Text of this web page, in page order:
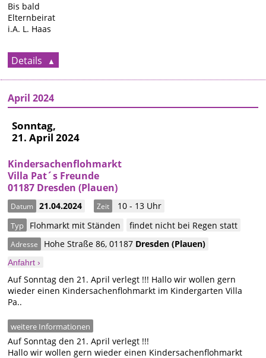
Bis bald
Elternbeirat
i.A. L. Haas
Details
April 2024
Sonntag,
21. April 2024
Kindersachenflohmarkt
Villa Pat´s Freunde
01187 Dresden (Plauen)
Datum 21.04.2024 Zeit 10 - 13 Uhr
Typ Flohmarkt mit Ständen findet nicht bei Regen statt
Adresse Hohe Straße 86,01187 Dresden(Plauen)
Anfahrt ›
Auf Sonntag den 21. April verlegt !!! Hallo wir wollen gern
wieder einen Kindersachenflohmarkt im Kindergarten Villa
Pa..
weitere Informationen
Auf Sonntag den 21. April verlegt !!!
Hallo wir wollen gern wieder einen Kindersachenflohmarkt